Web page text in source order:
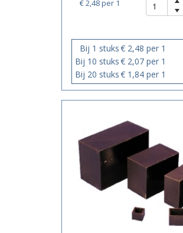
€ 2,48per 1
Bij 1 stuks€ 2,48 per 1
Bij 10 stuks€ 2,07 per 1
Bij 20 stuks€ 1,84 per 1